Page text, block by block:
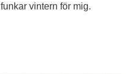
vintern för mig.